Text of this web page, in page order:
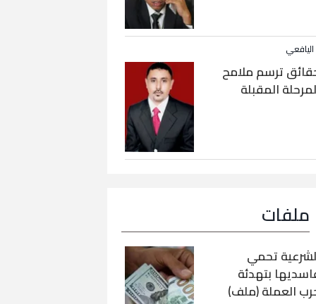
اليافعي
ترسم ملامح
المقبلة
ملفات
تحمي
بتهدئة
العملة (ملف)